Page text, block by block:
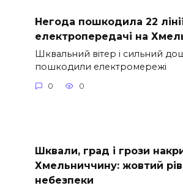
Негода пошкодила 22
електропередачі на
Шквальний вітер і сильний
пошкодили електромережі
0 0
Шквали, град і грози
Хмельниччину: жовтий
небезпеки